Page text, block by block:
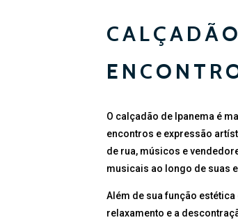
O calçadão de Ipanema é
encontros e expressão
de rua, músicos e
musicais ao longo de suas
Além de sua função
relaxamento e a